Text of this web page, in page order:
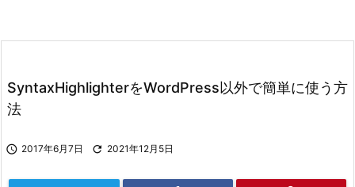
SyntaxHighlighterをWordPress以外で簡単に使う方
法
 2017年6月7日  2021年12月5日